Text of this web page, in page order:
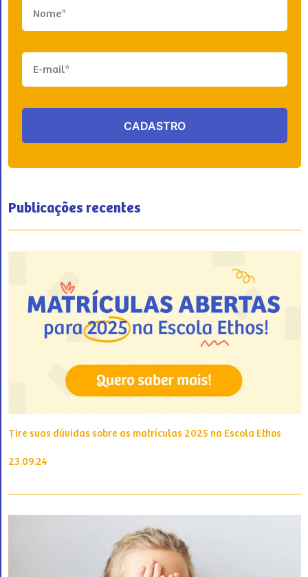
Publicações recentes
Tire suas dúvidas sobre as matrículas 2025 na Escola Ethos
23.09.24